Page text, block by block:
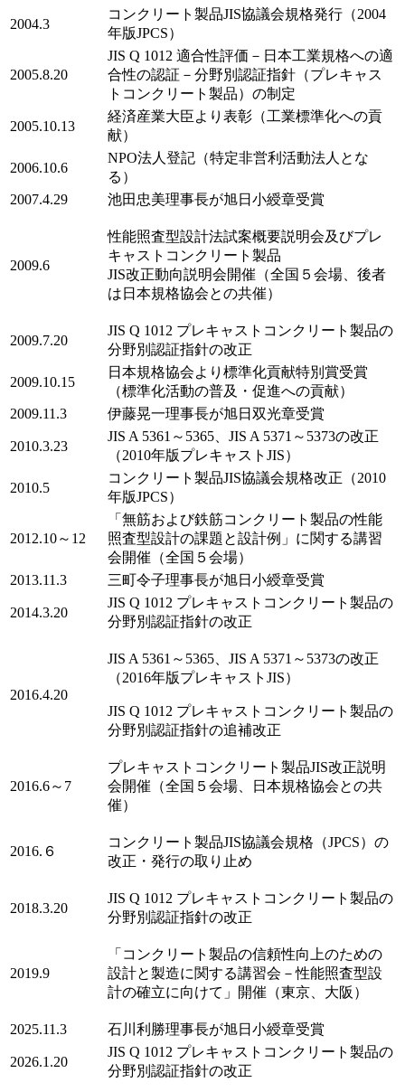
2004.3
コンクリート製品JIS協議会規格発行（2004
年版JPCS）
2005.8.20
JIS Q 1012 適合性評価－日本工業規格への適
合性の認証－分野別認証指針（プレキャス
トコンクリート製品）の制定
2005.10.13
経済産業大臣より表彰（工業標準化への貢
献）
2006.10.6
NPO法人登記（特定非営利活動法人とな
る）
2007.4.29
池田忠美理事長が旭日小綬章受賞
2009.6
性能照査型設計法試案概要説明会及びプレ
キャストコンクリート製品
JIS改正動向説明会開催（全国５会場、後者
は日本規格協会との共催）
2009.7.20
JIS Q 1012 プレキャストコンクリート製品の
分野別認証指針の改正
2009.10.15
日本規格協会より標準化貢献特別賞受賞
（標準化活動の普及・促進への貢献）
2009.11.3
伊藤晃一理事長が旭日双光章受賞
2010.3.23
JIS A 5361～5365、JIS A 5371～5373の改正
（2010年版プレキャストJIS）
2010.5
コンクリート製品JIS協議会規格改正（2010
年版JPCS）
2012.10～12
「無筋および鉄筋コンクリート製品の性能
照査型設計の課題と設計例」に関する講習
会開催（全国５会場）
2013.11.3
三町令子理事長が旭日小綬章受賞
2014.3.20
JIS Q 1012 プレキャストコンクリート製品の
分野別認証指針の改正
2016.4.20
JIS A 5361～5365、JIS A 5371～5373の改正
（2016年版プレキャストJIS）
JIS Q 1012 プレキャストコンクリート製品の
分野別認証指針の追補改正
2016.6～7
プレキャストコンクリート製品JIS改正説明
会開催（全国５会場、日本規格協会との共
催）
2016.６
コンクリート製品JIS協議会規格（JPCS）の
改正・発行の取り止め
2018.3.20
JIS Q 1012 プレキャストコンクリート製品の
分野別認証指針の改正
2019.9
「コンクリート製品の信頼性向上のための
設計と製造に関する講習会－性能照査型設
計の確立に向けて」開催（東京、大阪）
2025.11.3 石川利勝理事長が旭日小綬章受賞
2026.1.20
JIS Q 1012 プレキャストコンクリート製品の
分野別認証指針の改正